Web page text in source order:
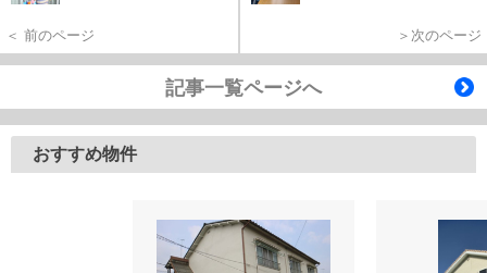
＜ 前のページ ＞次のページ
記事一覧ページへ
おすすめ物件